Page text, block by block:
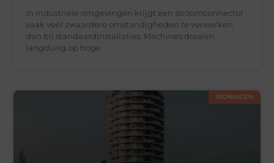
In industriële omgevingen krijgt een stroomconnector
vaak veel zwaardere omstandigheden te verwerken
dan bij standaardinstallaties. Machines draaien
langdurig op hoge
WONINGEN